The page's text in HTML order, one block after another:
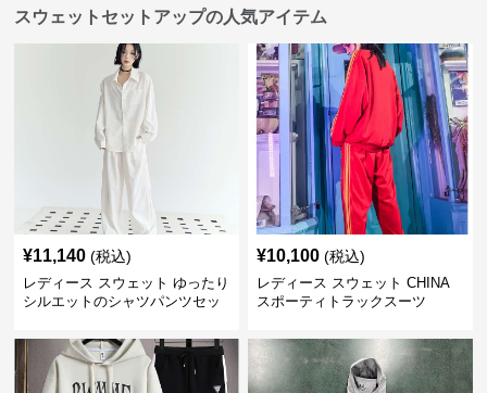
スウェットセットアップの人気アイテム
¥11,140 (税込)
レディース スウェット ゆったり
シルエットのシャツパンツセッ
¥10,100 (税込)
レディース スウェット CHINA
スポーティトラックスーツ